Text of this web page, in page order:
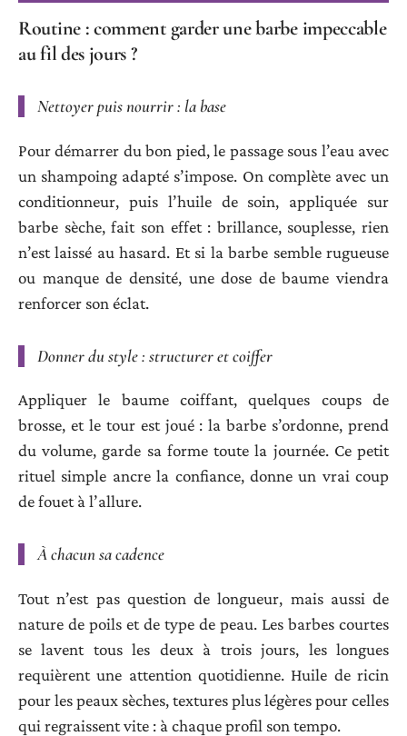
Routine : comment garder une barbe impeccable
au fil des jours ?
Nettoyer puis nourrir : la base
Pour démarrer du bon pied, le passage sous l’eau avec
un shampoing adapté s’impose. On complète avec un
conditionneur, puis l’huile de soin, appliquée sur
barbe sèche, fait son effet : brillance, souplesse, rien
n’est laissé au hasard. Et si la barbe semble rugueuse
ou manque de densité, une dose de baume viendra
renforcer son éclat.
Donner du style : structurer et coiffer
Appliquer le baume coiffant, quelques coups de
brosse, et le tour est joué : la barbe s’ordonne, prend
du volume, garde sa forme toute la journée. Ce petit
rituel simple ancre la confiance, donne un vrai coup
de fouet à l’allure.
À chacun sa cadence
Tout n’est pas question de longueur, mais aussi de
nature de poils et de type de peau. Les barbes courtes
se lavent tous les deux à trois jours, les longues
requièrent une attention quotidienne. Huile de ricin
pour les peaux sèches, textures plus légères pour celles
qui regraissent vite : à chaque profil son tempo.